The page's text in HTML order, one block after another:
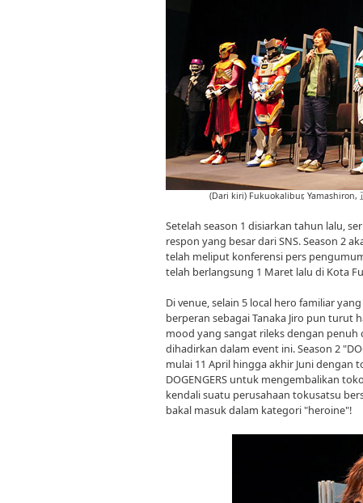
(Dari kiri) Fukuokalibur, Yamashiron,
Setelah season 1 disiarkan tahun lalu,
respon yang besar dari SNS. Season 2
telah meliput konferensi pers
telah berlangsung 1 Maret lalu di Kota
Di venue, selain 5 local hero familiar
berperan sebagai Tanaka Jiro pun turut
mood yang sangat rileks dengan
dihadirkan dalam event ini. Season 2
mulai 11 April hingga akhir Juni dengan
DOGENGERS untuk mengembalikan
kendali suatu perusahaan tokusatsu
bakal masuk dalam kategori "heroine"!